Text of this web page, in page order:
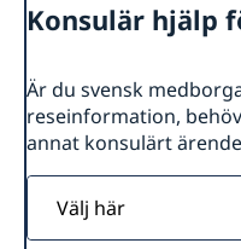
Svenska institutioner
Svenska kyrkor och
Presskontakt vid
Frankrike i Sverige
Praktik på ambassaden
Dataskyddspolicy
Arbeta på ambassaden
Chaufför med
arbetsuppgifter
Praktisk information
bosättning i Sverige
Så stöttar vi
Vi är en resurs för
Team Sweden
Så kan du få stöd
Svenska företag i
Anmäl handelshinder
Aktuellt
Konsulär hjälp
Är du svensk
reseinformation,
annat konsulärt
Välj
här